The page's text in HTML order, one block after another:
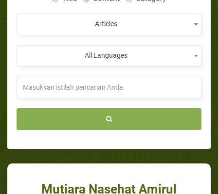
Articles
All Languages
Mutiara Nasehat Amirul